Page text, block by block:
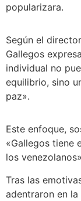
popularizara.
Según el
Gallegos
individual no
equilibrio, sino
paz».
Este enfoque,
«Gallegos tiene
los
Tras las
adentraron en